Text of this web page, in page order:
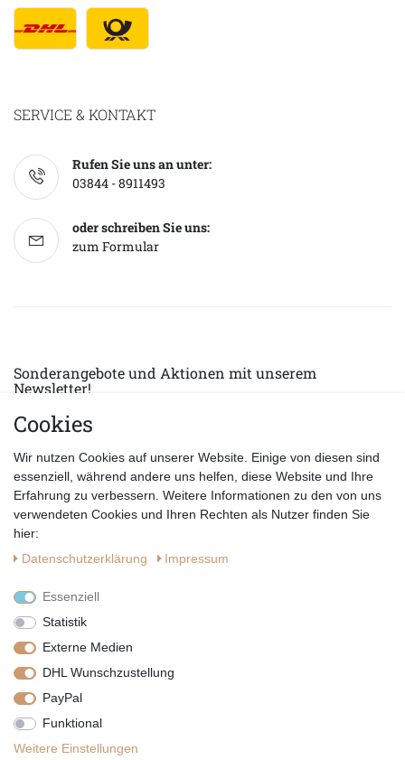
SERVICE & KONTAKT
Rufen Sie uns an unter:
03844 - 8911493
oder schreiben Sie uns:
zum Formular
Sonderangebote und Aktionen mit unserem
Newsletter!
E-MAIL *
Datenschutzerklärung
Vertrag widerrufen
Cookies
Wir nutzen Cookies auf unserer Website. Einige von diesen sind
essenziell, während andere uns helfen, diese Website und Ihre
Erfahrung zu verbessern. Weitere Informationen zu den von uns
verwendeten Cookies und Ihren Rechten als Nutzer finden Sie
hier:
Daten­schutz­erklärung
Impressum
Essenziell
Statistik
Externe Medien
DHL Wunschzustellung
PayPal
Funktional
Weitere Einstellungen